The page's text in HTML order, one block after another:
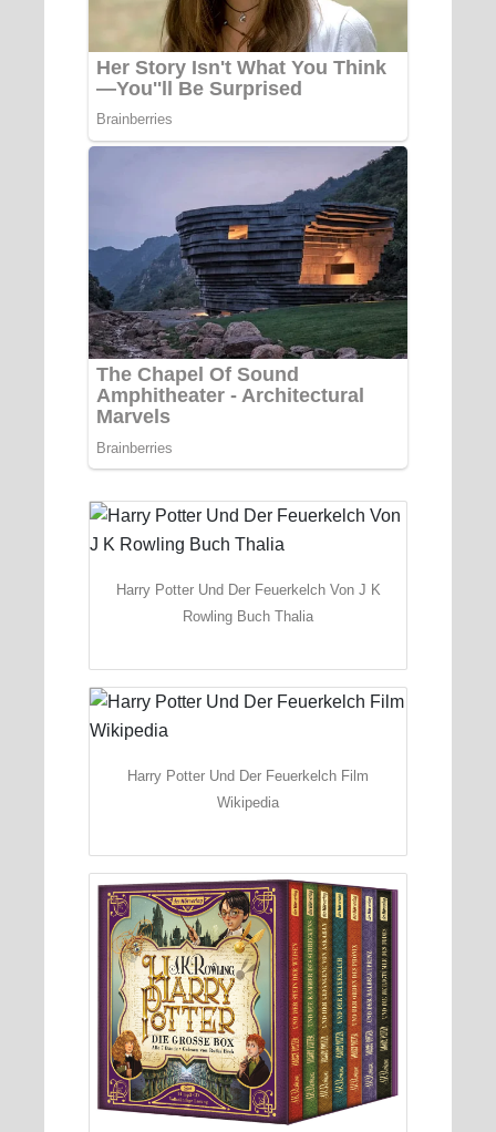
Harry Potter Und Der Feuerkelch Von J K
Rowling Buch Thalia
Harry Potter Und Der Feuerkelch Film
Wikipedia